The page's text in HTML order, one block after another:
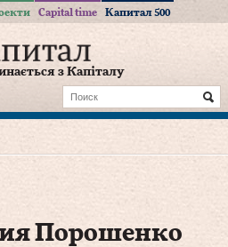
Capital time Капитал 500
з Капіталу
Порошенко